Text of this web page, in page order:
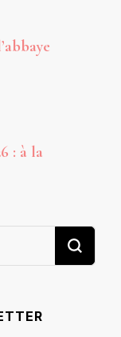
: à la